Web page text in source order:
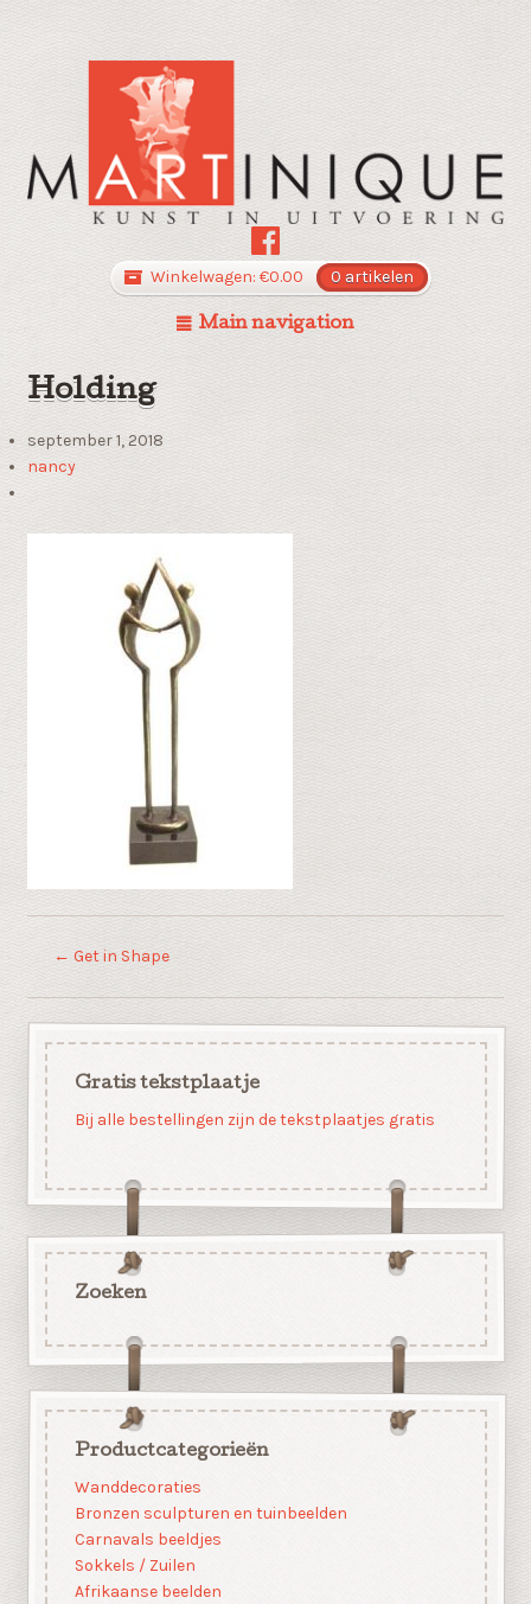
Winkelwagen: €0.00 0 artikelen
Main navigation
Holding
september 1, 2018
nancy
← Get in Shape
Gratis tekstplaatje
Bij alle bestellingen zijn de tekstplaatjes gratis
Zoeken
Productcategorieën
Wanddecoraties
Bronzen sculpturen en tuinbeelden
Carnavals beeldjes
Sokkels / Zuilen
Afrikaanse beelden